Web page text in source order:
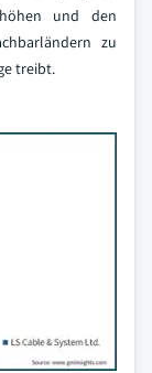
und den
zu
treibt.